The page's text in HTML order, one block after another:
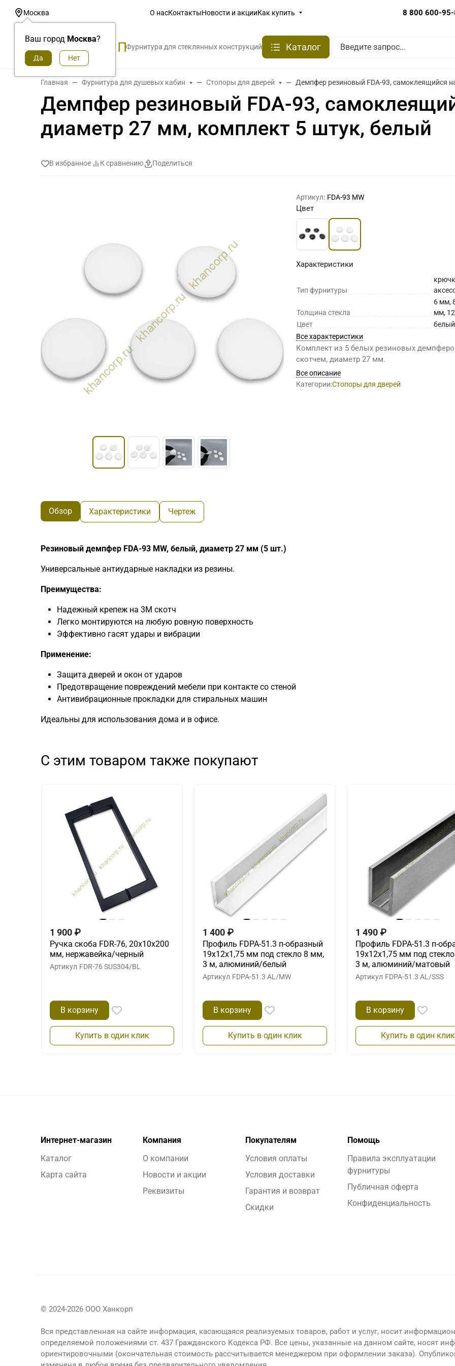
Москва
Ваш город Москва?
О насКонтактыНовости и акцииКак купить 8 800 600-
Фурнитура для стеклянных конструкций Каталог
Главная Фурнитура для душевых кабин Стопоры для дверей Демпфер резиновый FDA-93, самоклеящийся
Демпфер резиновый FDA-93,
диаметр 27 мм, комплект 5 штук, белый
В избранное К сравнению Поделиться
Артикул: FDA-93 MW
Цвет
Характеристики
Тип фурнитуры
Толщина стекла
6 мм,
мм,
Цвет
Все характеристики
Комплект из 5 белых резиновых
скотчем, диаметр 27 мм.
Все описание
Категории:Стопоры для дверей
Обзор Характеристики Чертеж
Резиновый демпфер FDA-93 MW, белый, диаметр 27 мм (5 шт.)
Универсальные антиударные накладки из резины.
Преимущества:
Надежный крепеж на 3М скотч
Легко монтируются на любую ровную поверхность
Эффективно гасят удары и вибрации
Применение:
Защита дверей и окон от ударов
Предотвращение повреждений мебели при контакте со стеной
Антивибрационные прокладки для стиральных машин
Идеальны для использования дома и в офисе.
С этим товаром также покупают
1 900 ₽
Ручка скоба FDR-76, 20х10х200
мм, нержавейка/черный
Артикул FDR-76 SUS304/BL
В корзину
Купить в один клик
1 400 ₽
Профиль FDPA-51.3 п-образный
19х12х1,75 мм под стекло 8 мм,
3 м, алюминий/белый
Артикул FDPA-51.3 AL/MW
В корзину
Купить в один клик
1 490 ₽
Профиль FDPA-51.3 п-
19х12х1,75 мм под
3 м, алюминий/матовый
Артикул FDPA-51.3 AL/SSS
В корзину
Купить в один клик
Интернет-магазин
Каталог
Карта сайта
Компания
О компании
Новости и акции
Реквизиты
Покупателям
Условия оплаты
Условия доставки
Гарантия и возврат
Скидки
Помощь
Правила эксплуатации
фурнитуры
Публичная оферта
Конфиденциальность
© 2024-2026 ООО Ханкорп
Вся представленная на сайте информация, касающаяся реализуемых товаров, работ и услуг, носит
определяемой положениями ст. 437 Гражданского Кодекса РФ. Все цены, указанные на данном сайте, носят
ориентировочными (окончательная стоимость рассчитывается менеджером при оформлении заказа).